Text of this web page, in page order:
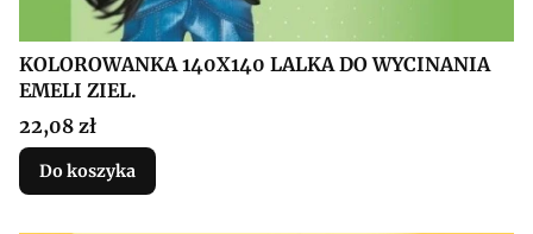
KOLOROWANKA 140X140 LALKA DO WYCINANIA
EMELI ZIEL.
Cena
22,08 zł
Do koszyka